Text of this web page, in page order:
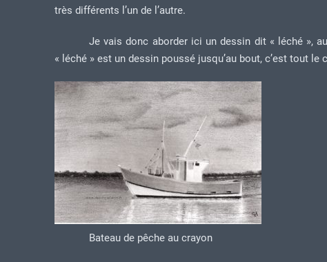
très différents l’un de l’autre.
Je vais donc aborder ici un dessin dit « léché », au
« léché » est un dessin poussé jusqu’au bout, c’est tout le
Bateau de pêche au crayon